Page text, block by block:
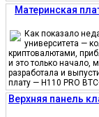
Материнская
Как показало
университета —
криптовалютами,
и это только начало,
разработала и
плату — H110 PRO
Верхняя панель